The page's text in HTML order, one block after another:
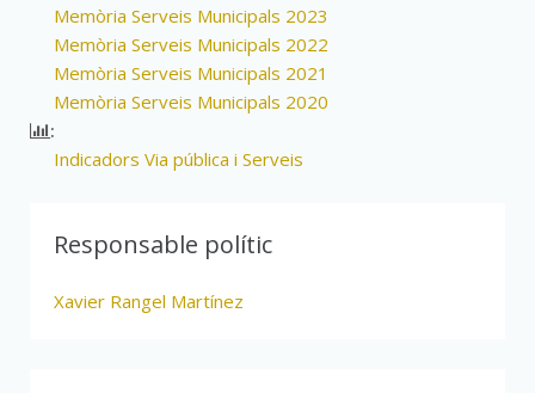
Memòria Serveis Municipals 2023
Memòria Serveis Municipals 2022
Memòria Serveis Municipals 2021
Memòria Serveis Municipals 2020
:
Indicadors Via pública i Serveis
Responsable polític
Xavier Rangel Martínez